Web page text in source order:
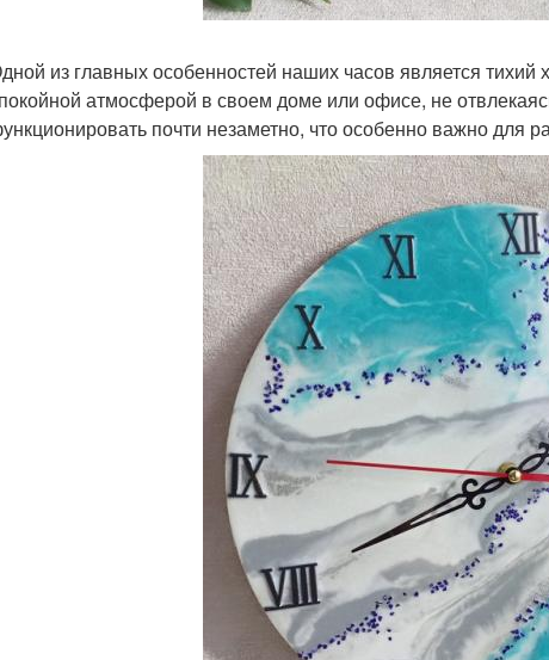
из главных особенностей наших часов является тихий
атмосферой в своем доме или офисе, не
почти незаметно, что особенно важно для